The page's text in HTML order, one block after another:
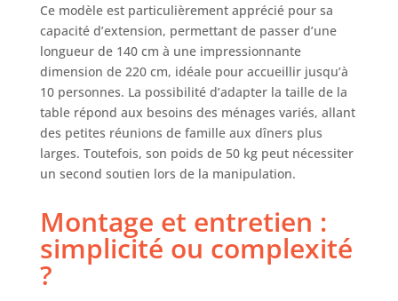
le dessus et entre
les feuilles et le
dessus).
Matériaux : la
structure fixe de
la table Easy
assure une
excellente
stabilité lors de
l'utilisation, même
ouverte. La table
est fabriquée en
mélamine
Ce modèle est particulièrement apprécié pour sa
capacité d’extension, permettant de passer d’une
longueur de 140 cm à une impressionnante
dimension de 220 cm, idéale pour accueillir jusqu’à
10 personnes. La possibilité d’adapter la taille de la
table répond aux besoins des ménages variés, allant
des petites réunions de famille aux dîners plus
larges. Toutefois, son poids de 50 kg peut nécessiter
un second soutien lors de la manipulation.
Montage et entretien :
simplicité ou complexité
?